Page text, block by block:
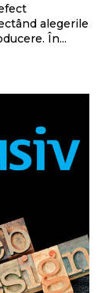
alegerile
În...